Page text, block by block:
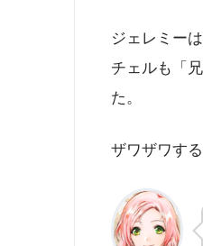
ジェレミー
チェルも「
た。
ザワザワす